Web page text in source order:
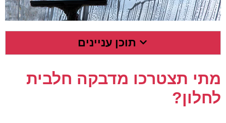
תוכן עניינים
מתי תצטרכו מדבקה חלבית
לחלון?